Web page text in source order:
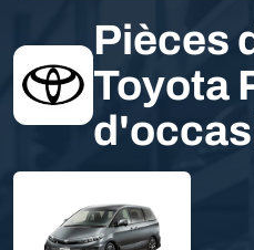
Pièces
Toyota